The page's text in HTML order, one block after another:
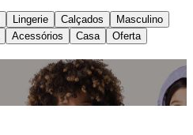
Lingerie Calçados
Masculino
Acessórios Casa Oferta